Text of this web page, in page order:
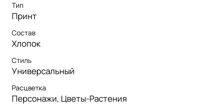
Тип
Принт
Состав
Хлопок
Стиль
Универсальный
Расцветка
Персонажи, Цветы-Растения